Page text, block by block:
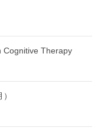
Cognitive Therapy